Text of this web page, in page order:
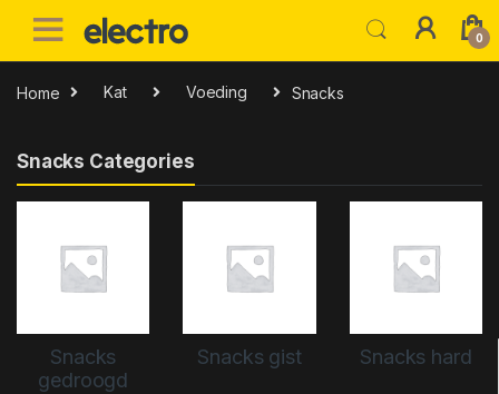
0
Home Kat Voeding Snacks
Snacks Categories
Snacks
gedroogd
Snacks gist Snacks hard